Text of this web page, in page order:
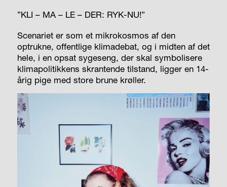
”KLI – MA – LE – DER: RYK-NU!”
Scenariet er som et mikrokosmos af den
optrukne, offentlige klimadebat, og i midten af det
hele, i en opsat sygeseng, der skal symbolisere
klimapolitikkens skrantende tilstand, ligger en 14-
årig pige med store brune krøller.